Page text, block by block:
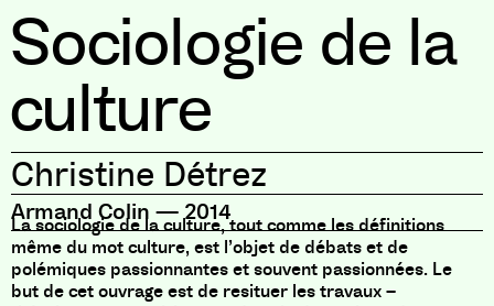
Sociologie de la
culture
Christine Détrez
Armand Colin —2014
La sociologie de la culture, tout comme les définitions
même du mot culture, est l’objet de débats et de
polémiques passionnantes et souvent passionnées. Le
but de cet ouvrage est de resituer les travaux –